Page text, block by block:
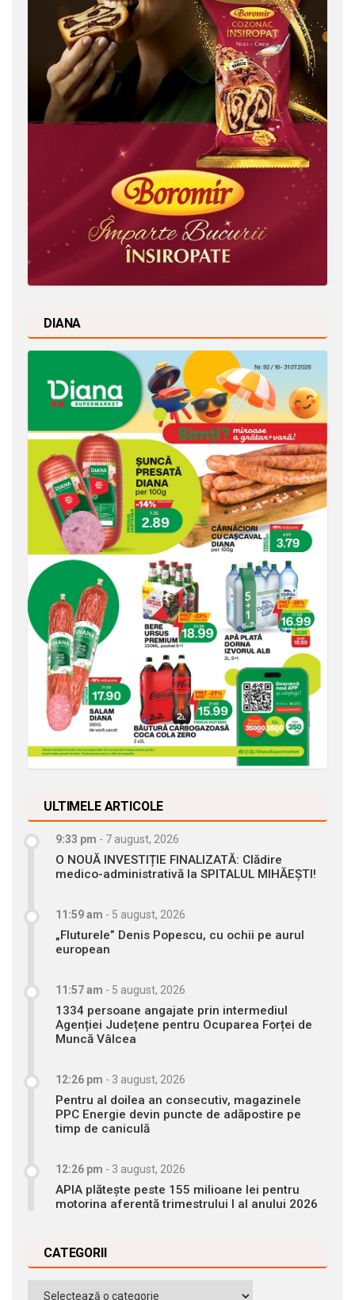
DIANA
ULTIMELE ARTICOLE
9:33 pm - 7 august, 2026
O NOUĂ INVESTIȚIE FINALIZATĂ: Clădire
medico-administrativă la SPITALUL MIHĂEȘTI!
11:59 am - 5 august, 2026
„Fluturele” Denis Popescu, cu ochii pe aurul
european
11:57 am - 5 august, 2026
1334 persoane angajate prin intermediul
Agenției Județene pentru Ocuparea Forței de
Muncă Vâlcea
12:26 pm - 3 august, 2026
Pentru al doilea an consecutiv, magazinele
PPC Energie devin puncte de adăpostire pe
timp de caniculă
12:26 pm - 3 august, 2026
APIA plătește peste 155 milioane lei pentru
motorina aferentă trimestrului I al anului 2026
CATEGORII
Categorii